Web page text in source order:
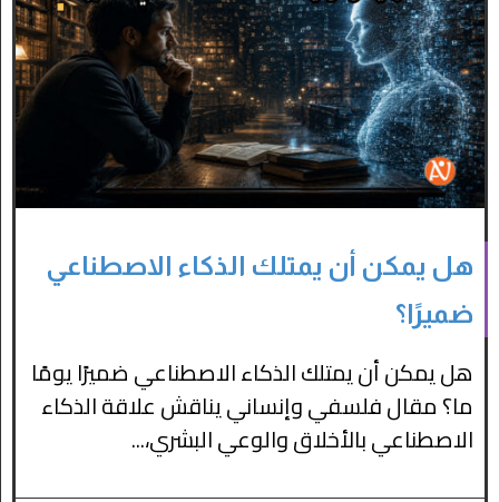
هل يمكن أن يمتلك الذكاء الاصطناعي
ضميرًا؟
هل يمكن أن يمتلك الذكاء الاصطناعي ضميرًا يومًا
ما؟ مقال فلسفي وإنساني يناقش علاقة الذكاء
الاصطناعي بالأخلاق والوعي البشري،...